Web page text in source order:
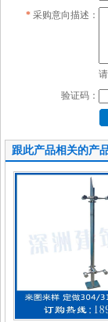
* 采购意向描述：
验证码：
跟此产品相关的产